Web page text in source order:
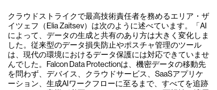
クラウドストライクで最高技術責任者を務めるエリア・ザ
イツェフ（Elia Zaitsev）は次のように述べています。「AI
によって、データの生成と共有のあり方は大きく変化しま
した。従来型のデータ損失防止やポスチャ管理のツール
は、現代の環境におけるデータ保護には対応できていませ
んでした。Falcon Data Protectionは、機密データの移動先
を問わず、デバイス、クラウドサービス、SaaSアプリケ
ーション、生成AIワークフローに至るまで、すべてを追跡